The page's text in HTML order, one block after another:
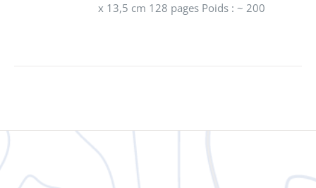
x 13,5 cm 128 pages Poids : ~ 200